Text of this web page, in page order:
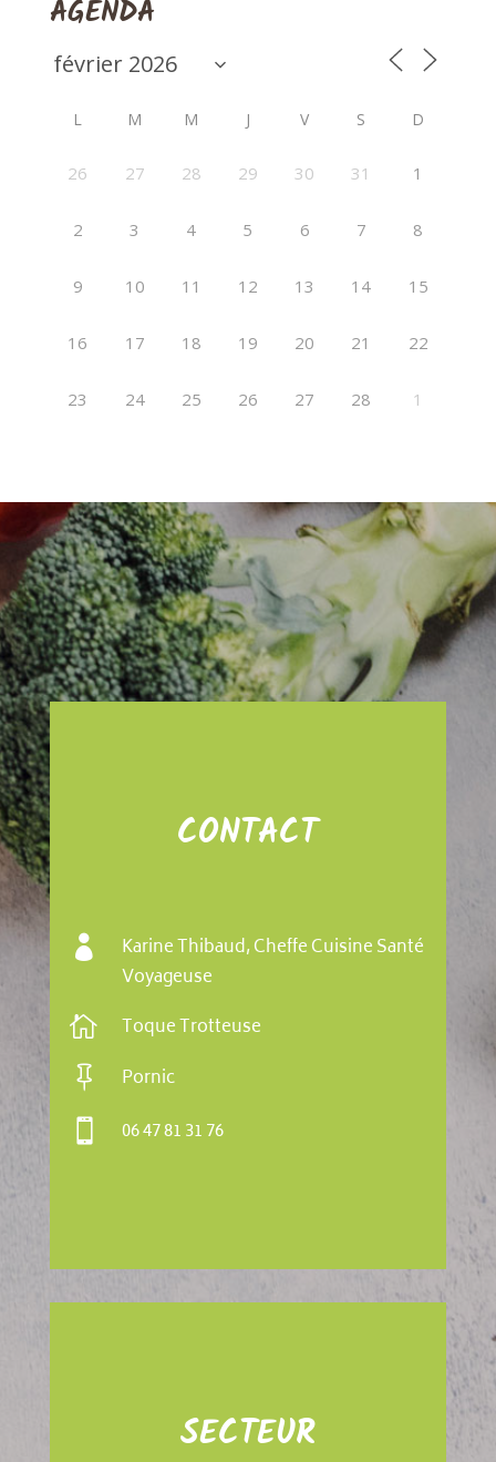
AGENDA
L M M J V S D
26 27 28 29 30 31 1
2 3 4 5 6 7 8
9 10 11 12 13 14 15
16 17 18 19 20 21 22
23 24 25 26 27 28 1
CONTACT

Karine Thibaud, Cheffe Cuisine Santé
Voyageuse
 Toque Trotteuse
 Pornic
 06 47 81 31 76
SECTEUR